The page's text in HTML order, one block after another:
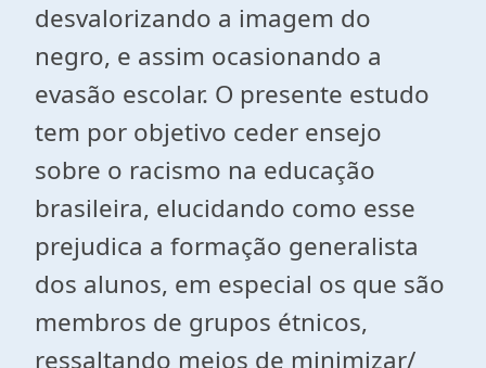
desvalorizando a imagem do
negro, e assim ocasionando a
evasão escolar. O presente estudo
tem por objetivo ceder ensejo
sobre o racismo na educação
brasileira, elucidando como esse
prejudica a formação generalista
dos alunos, em especial os que são
membros de grupos étnicos,
ressaltando meios de minimizar/